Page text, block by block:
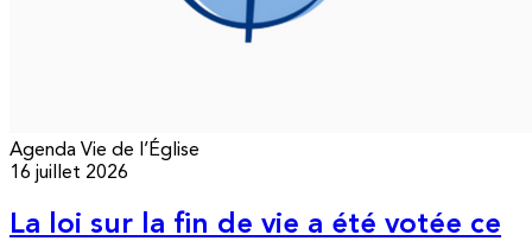
Agenda Vie de l’Église
16 juillet 2026
La loi sur la fin de vie a été votée ce